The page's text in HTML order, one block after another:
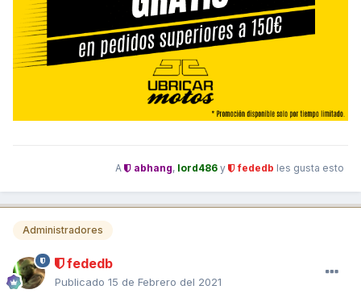
A abhang, lord486 y fededb les gusta esto
Administradores
fededb
Publicado 15 de Febrero del 2021